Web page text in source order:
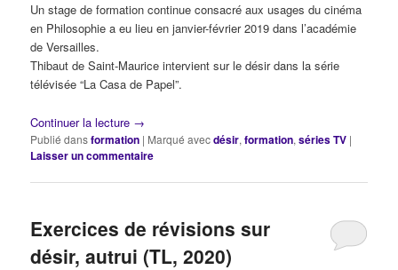
Un stage de formation continue consacré aux usages du cinéma
en Philosophie a eu lieu en janvier-février 2019 dans l’académie
de Versailles.
Thibaut de Saint-Maurice intervient sur le désir dans la série
télévisée “La Casa de Papel”.
Continuer la lecture →
Publié dansformation | Marqué avecdésir,formation,séries TV |
Laisser un commentaire
Exercices de révisions sur
désir, autrui (TL, 2020)